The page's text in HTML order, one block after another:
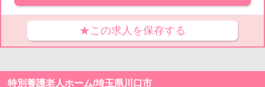
★この求人を保存する
特別養護老人ホーム/埼玉県川口市